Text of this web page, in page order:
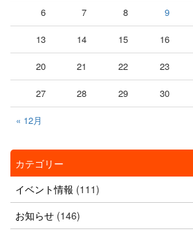
« 12月
6 7 8 9
13 14 15 16
20 21 22 23
27 28 29 30
カテゴリー
イベント情報 (111)
お知らせ (146)